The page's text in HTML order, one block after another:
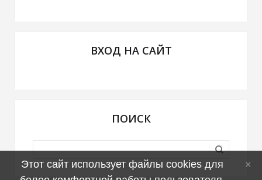
ВХОД НА САЙТ
ПОИСК
Этот сайт использует файлы cookies для